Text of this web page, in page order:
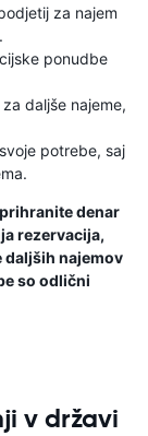
za najem
ponudbe
daljše najeme,
potrebe, saj
denar
rezervacija,
daljših najemov
so odlični
v državi